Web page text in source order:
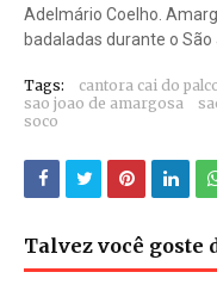
Adelmário Coelho.
badaladas durante o São
Tags: cantora cai do
sao joao de amargosa
soco
Talvez você goste